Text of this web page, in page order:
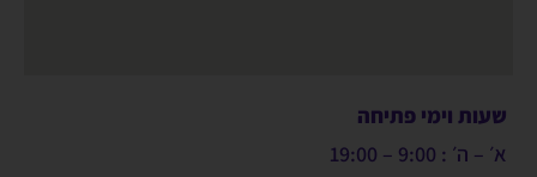
שעות וימי פתיחה
א׳ – ה׳ : 9:00 – 19:00